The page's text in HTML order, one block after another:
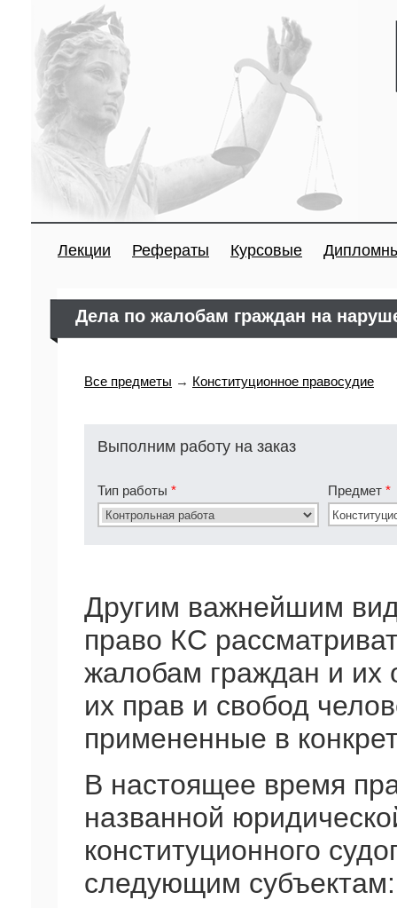
Лекции Рефераты Курсовые
Дела по жалобам граждан на
Все предметы → Конституционное правосудие
Выполним работу на заказ
Тип работы * Предмет *
Другим важнейшим
право КС
жалобам граждан и их
их прав и свобод
примененные в
В настоящее время
названной
конституционного
следующим субъектам: